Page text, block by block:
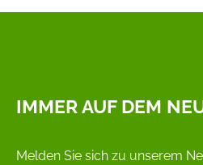
IMMER AUF DEM
Melden Sie sich zu unserem